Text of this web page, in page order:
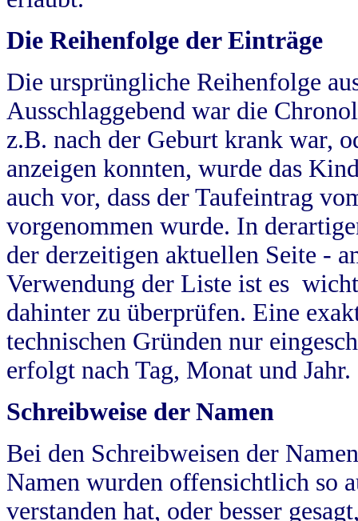
Die Reihenfolge der Einträge
Die ursprüngliche Reihenfolge
Ausschlaggebend war die
z.B. nach der Geburt krank war,
anzeigen konnten, wurde das
auch vor, dass der Taufeintrag
vorgenommen wurde. In
der derzeitigen aktuellen Seite -
Verwendung der Liste ist es
dahinter zu überprüfen. Eine
technischen Gründen nur
erfolgt nach Tag, Monat und Jahr.
Schreibweise der Namen
Bei den Schreibweisen der
Namen wurden offensichtlich so
verstanden hat, oder besser